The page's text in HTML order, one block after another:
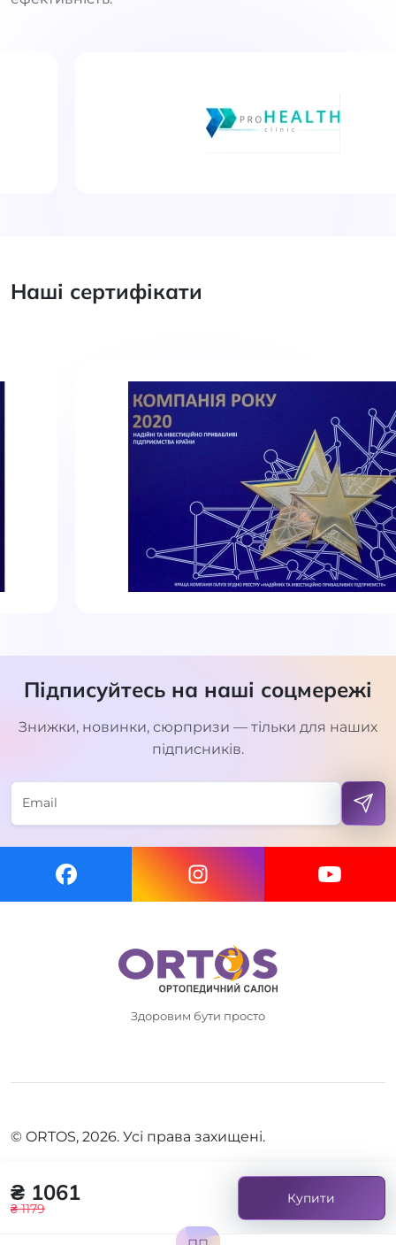
₴ 1061
₴ 1179
Купити
Наші сертифікати
Підписуйтесь на наші соцмережі
Знижки, новинки, сюрпризи — тільки для наших
підписників.
Здоровим бути просто
© ORTOS, 2026. Усі права захищені.